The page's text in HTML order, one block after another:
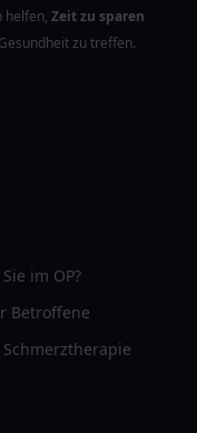
helfen, Zeit zu sparen
zu treffen.
im OP?
Betroffene